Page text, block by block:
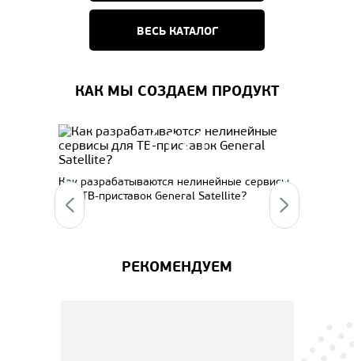
ВЕСЬ КАТАЛОГ
КАК МЫ СОЗДАЕМ ПРОДУКТ
Как разрабатываются нелинейные сервисы
для ТВ-приставок General Satellite?
РЕКОМЕНДУЕМ